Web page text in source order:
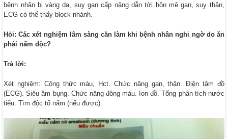
bệnh nhân bị vàng da, suy gan cấp nặng dẫn tới hôn mê gan, suy thận,
ECG có thể thấy block nhánh.
Hỏi: Các xét nghiệm lâm sàng cần làm khi bệnh nhân nghi ngờ do ăn
phải nấm độc?
Trả lời:
Xét nghiệm: Công thức máu, Hct. Chức năng gan, thận. Điện tâm đồ
(ECG). Siêu âm bụng. Chức năng đông máu. Ion đồ. Tổng phân tích nước
tiểu. Tìm độc tố nấm (nếu được).